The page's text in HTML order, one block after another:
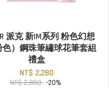
派克 新IM系列 粉色幻想
色）鋼珠筆繡球花筆套組
禮盒
NT$ 2,280
NT$ 2,850 -20%